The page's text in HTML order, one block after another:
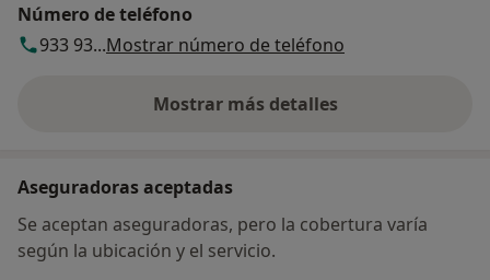
Número de teléfono
933 93...Mostrar número de teléfono
Mostrar más detalles
sobre la dirección
Aseguradoras aceptadas
Se aceptan aseguradoras, pero la cobertura varía
según la ubicación y el servicio.